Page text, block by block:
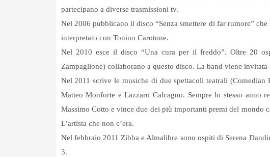
partecipano a diverse trasmissioni tv.
Nel 2006 pubblicano il disco “Senza smettere di far rumore”
interpretato con Tonino Carotone.
Nel 2010 esce il disco “Una cura per il freddo”. Oltre 20
Zampaglione) collaborano a questo disco. La band viene invitata
Nel 2011 scrive le musiche di due spettacoli teatrali
Matteo Monforte e Lazzaro Calcagno. Sempre lo stesso anno
Massimo Cotto e vince due dei più importanti premi del mondo
L’artista che non c’era.
Nel febbraio 2011 Zibba e Almalibre sono ospiti di Serena
3.